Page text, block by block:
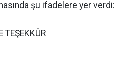
şu ifadelere yer verdi:
TEŞEKKÜR